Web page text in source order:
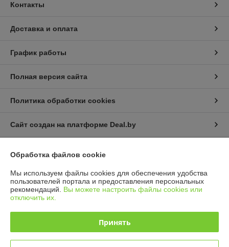
Контакты
Доставка и оплата
График работы
Полная версия сайта
Политика обработки cookies
Сайт создан на платформе Deal.by
Информация для покупателя
Регистрационный номер ЕГР: 590157742
Обработка файлов cookie
Мы используем файлы cookies для обеспечения удобства
пользователей портала и предоставления персональных
рекомендаций. Вы можете настроить файлы cookies или
отключить их.
Принять